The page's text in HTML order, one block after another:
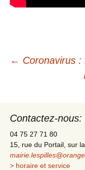
des
articles
← Coronavirus
Contactez-nous:
04 75 27 71 80
15, rue du Portail, sur
> horaire et service